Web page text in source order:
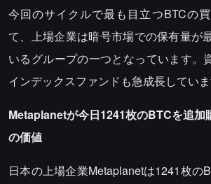
今回のサイクルで最も目立つBTCの
て、上場企業は暗号市場での保有量が
いるグループの一つとなっています。
インデックスファンドも急成長していま
Metaplanetが今日1241枚のBTCを追加
の価値
日本の上場企業Metaplanetは1241枚の